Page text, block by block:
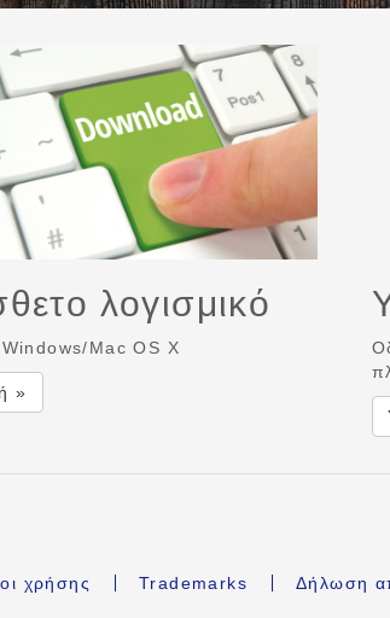
λογισμικό
Mac OS X
»
χρήσης Trademarks Δήλωση